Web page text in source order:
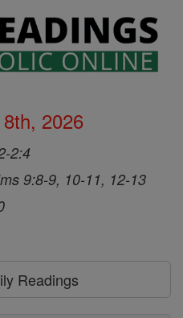
2026
2:4
9:8-9, 10-11, 12-13
Readings